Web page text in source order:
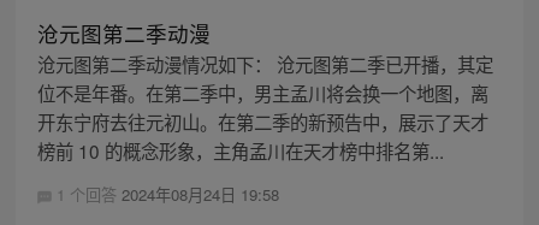
沧元图第二季动漫
沧元图第二季动漫情况如下： 沧元图第二季已开播，其定
位不是年番。在第二季中，男主孟川将会换一个地图，离
开东宁府去往元初山。在第二季的新预告中，展示了天才
榜前 10 的概念形象，主角孟川在天才榜中排名第...
1 个回答 2024年08月24日 19:58